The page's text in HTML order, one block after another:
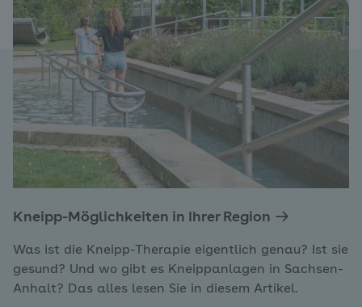
Kneipp-Möglichkeiten in Ihrer Region
Was ist die Kneipp-Therapie eigentlich genau? Ist sie
gesund? Und wo gibt es Kneippanlagen in Sachsen-
Anhalt? Das alles lesen Sie in diesem Artikel.